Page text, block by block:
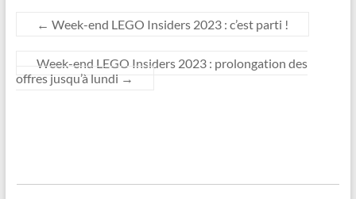
← Week-end LEGO Insiders 2023 : c’est parti !
Week-end LEGO Insiders 2023 : prolongation des
offres jusqu’à lundi →